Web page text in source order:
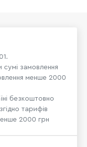
замовлення
менше 2000
безкоштовно
тарифів
2000 грн